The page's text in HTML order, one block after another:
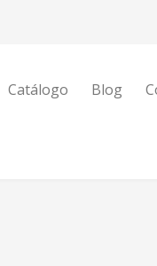
Catálogo Blog